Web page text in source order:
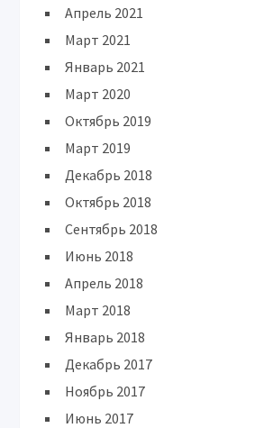
Апрель 2021
Март 2021
Январь 2021
Март 2020
Октябрь 2019
Март 2019
Декабрь 2018
Октябрь 2018
Сентябрь 2018
Июнь 2018
Апрель 2018
Март 2018
Январь 2018
Декабрь 2017
Ноябрь 2017
Июнь 2017